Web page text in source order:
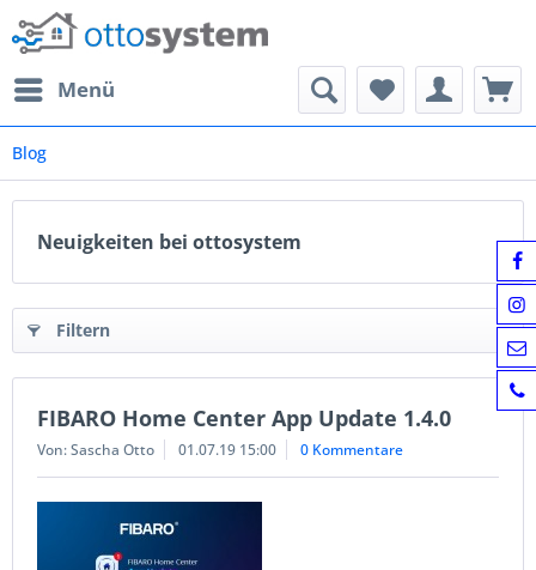
Menü
Blog
Neuigkeiten bei ottosystem
Filtern
FIBARO Home Center App Update 1.4.0
Von: Sascha Otto 01.07.19 15:00 0 Kommentare